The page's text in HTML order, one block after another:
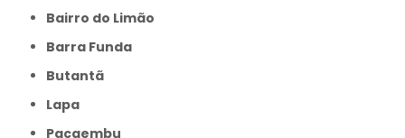
Bairro do Limão
Barra Funda
Butantã
Lapa
Pacaembu